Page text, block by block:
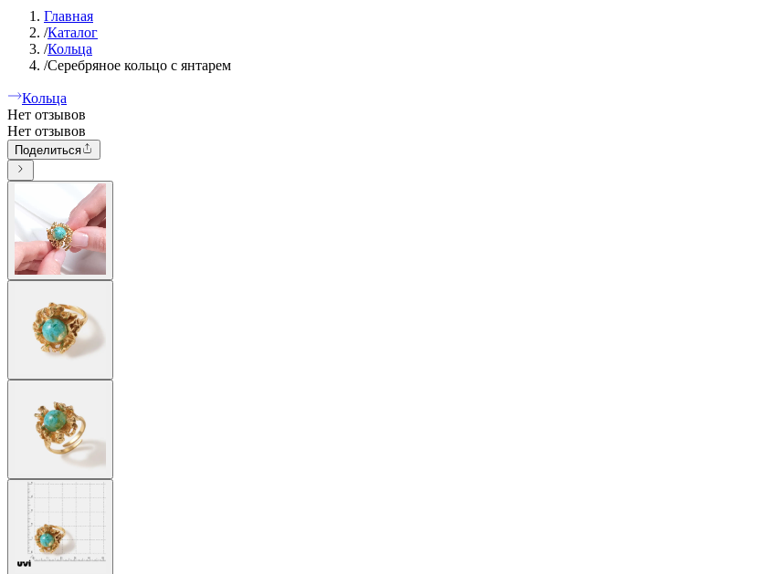
Главная
/Каталог
/Кольца
/Серебряное кольцо с янтарем
Кольца
Нет отзывов
Нет отзывов
Поделиться